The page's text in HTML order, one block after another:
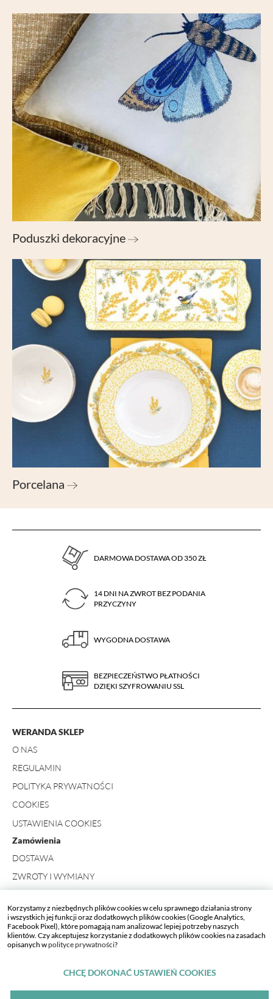
Poduszki dekoracyjne
Porcelana
Korzystamy z niezbędnych plików cookies w celu sprawnego działania strony
i wszystkich jej funkcji oraz dodatkowych plików cookies (Google Analytics,
Facebook Pixel), które pomagają nam analizować lepiej potrzeby naszych
klientów. Czy akceptujesz korzystanie z dodatkowych plików cookies na zasadach
opisanych wpolityce prywatności?
CHCĘ DOKONAĆ USTAWIEŃ COOKIES
DARMOWA DOSTAWA OD 350 ZŁ
14 DNI NA ZWROT BEZ PODANIA
PRZYCZYNY
WYGODNA DOSTAWA
BEZPIECZEŃSTWO PŁATNOŚCI
DZIĘKI SZYFROWANIU SSL
WERANDA SKLEP
O NAS
REGULAMIN
POLITYKA PRYWATNOŚCI
COOKIES
USTAWIENIA COOKIES
Zamówienia
DOSTAWA
ZWROTY I WYMIANY
Kontakt
+ 48 734 423 498